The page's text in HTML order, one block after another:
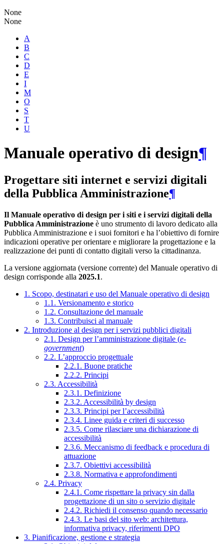
None
None
A
B
C
D
E
I
M
O
S
T
U
Manuale operativo di design¶
Progettare siti internet e servizi digitali
della Pubblica Amministrazione¶
Il Manuale operativo di design per i siti e i servizi digitali della
Pubblica Amministrazione è uno strumento di lavoro dedicato alla
Pubblica Amministrazione e i suoi fornitori e ha l’obiettivo di fornire
indicazioni operative per orientare e migliorare la progettazione e la
realizzazione dei punti di contatto digitali verso la cittadinanza.
La versione aggiornata (versione corrente) del Manuale operativo di
design corrisponde alla 2025.1.
1. Scopo, destinatari e uso del Manuale operativo di design
1.1. Versionamento e storico
1.2. Consultazione del manuale
1.3. Contribuisci al manuale
2. Introduzione al design per i servizi pubblici digitali
2.1. Design per l’amministrazione digitale (e-
government)
2.2. L’approccio progettuale
2.2.1. Buone pratiche
2.2.2. Principi
2.3. Accessibilità
2.3.1. Definizione
2.3.2. Accessibilità by design
2.3.3. Principi per l’accessibilità
2.3.4. Linee guida e criteri di successo
2.3.5. Come rilasciare una dichiarazione di
accessibilità
2.3.6. Meccanismo di feedback e procedura di
attuazione
2.3.7. Obiettivi accessibilità
2.3.8. Normativa e approfondimenti
2.4. Privacy
2.4.1. Come rispettare la privacy sin dalla
progettazione di un sito o servizio digitale
2.4.2. Richiedi il consenso quando necessario
2.4.3. Le basi del sito web: architettura,
informativa privacy, riferimenti DPO
3. Pianificazione, gestione e strategia